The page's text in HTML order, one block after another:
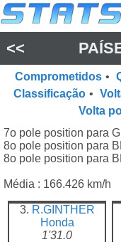
<<
Comprometidos •
Classificação •
Volta
7o pole position para
8o pole position para
8o pole position para
Média : 166.426 km/h
3. R.GINTHER
Honda
1'31.0